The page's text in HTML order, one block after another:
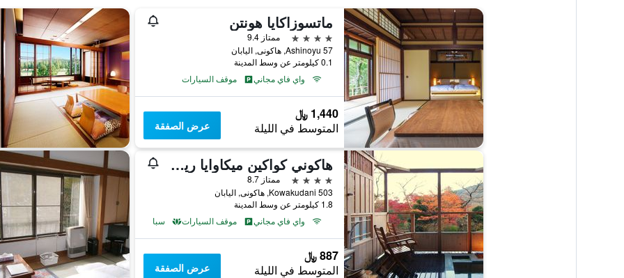
ماتسوزاكايا هونتن
4 نجوم
ممتاز 9.4
57 Ashinoyu, هاكونى, اليابان
0.1 كيلومتر عن وسط المدينة
واي فاي مجاني
موقف السيارات
1,440 ﷼
المتوسط في الليلة عرض الصفقة
هاكوني كواكين ميكاوايا ريوكان
4 نجوم
ممتاز 8.7
Kowakudani 503, هاكونى, اليابان
1.8 كيلومتر عن وسط المدينة
واي فاي مجاني
موقف السيارات سبا
887 ﷼
المتوسط في الليلة عرض الصفقة